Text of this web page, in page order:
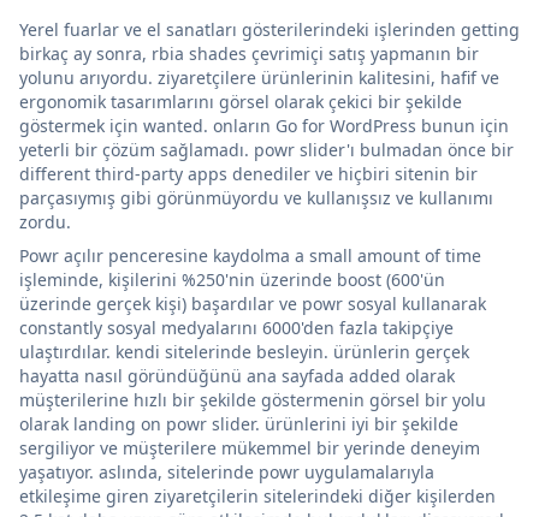
Yerel fuarlar ve el sanatları gösterilerindeki işlerinden getting
birkaç ay sonra, rbia shades çevrimiçi satış yapmanın bir
yolunu arıyordu. ziyaretçilere ürünlerinin kalitesini, hafif ve
ergonomik tasarımlarını görsel olarak çekici bir şekilde
göstermek için wanted. onların Go for WordPress bunun için
yeterli bir çözüm sağlamadı. powr slider'ı bulmadan önce bir
different third-party apps denediler ve hiçbiri sitenin bir
parçasıymış gibi görünmüyordu ve kullanışsız ve kullanımı
zordu.
Powr açılır penceresine kaydolma a small amount of time
işleminde, kişilerini %250'nin üzerinde boost (600'ün
üzerinde gerçek kişi) başardılar ve powr sosyal kullanarak
constantly sosyal medyalarını 6000'den fazla takipçiye
ulaştırdılar. kendi sitelerinde besleyin. ürünlerin gerçek
hayatta nasıl göründüğünü ana sayfada added olarak
müşterilerine hızlı bir şekilde göstermenin görsel bir yolu
olarak landing on powr slider. ürünlerini iyi bir şekilde
sergiliyor ve müşterilere mükemmel bir yerinde deneyim
yaşatıyor. aslında, sitelerinde powr uygulamalarıyla
etkileşime giren ziyaretçilerin sitelerindeki diğer kişilerden